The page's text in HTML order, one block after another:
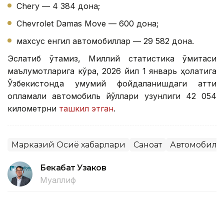
Chery — 4 384 дона;
Chevrolet Damas Move — 600 дона;
махсус енгил автомобиллар — 29 582 дона.
Эслатиб ўтамиз, Миллий статистика қўмитаси
маълумотларига кўра, 2026 йил 1 январь ҳолатига
Ўзбекистонда умумий фойдаланишдаги қаттиқ
қопламали автомобиль йўллари узунлиги 42 054
километрни ташкил этган.
Марказий Осиё хабарлари Саноат
Бекабат Узаков
Муаллиф